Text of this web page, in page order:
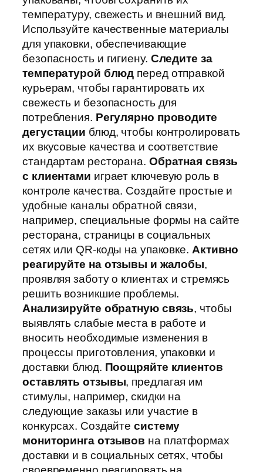
температуру, свежесть и внешний вид.
Используйте качественные материалы
для упаковки, обеспечивающие
безопасность и гигиену. Следите за
температурой блюд перед отправкой
курьерам, чтобы гарантировать их
свежесть и безопасность для
потребления. Регулярно проводите
дегустации блюд, чтобы контролировать
их вкусовые качества и соответствие
стандартам ресторана. Обратная связь
с клиентами играет ключевую роль в
контроле качества. Создайте простые и
удобные каналы обратной связи,
например, специальные формы на сайте
ресторана, страницы в социальных
сетях или QR-коды на упаковке. Активно
реагируйте на отзывы и жалобы,
проявляя заботу о клиентах и стремясь
решить возникшие проблемы.
Анализируйте обратную связь, чтобы
выявлять слабые места в работе и
вносить необходимые изменения в
процессы приготовления, упаковки и
доставки блюд. Поощряйте клиентов
оставлять отзывы, предлагая им
стимулы, например, скидки на
следующие заказы или участие в
конкурсах. Создайте систему
мониторинга отзывов на платформах
доставки и в социальных сетях, чтобы